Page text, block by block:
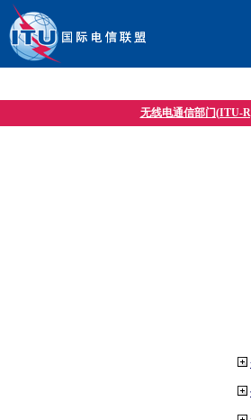
无线电通信部门(ITU-